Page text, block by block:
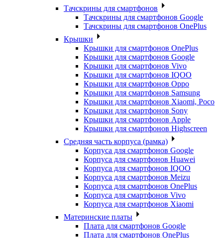
Тачскрины для смартфонов
Тачскрины для смартфонов Google
Тачскрины для смартфонов OnePlus
Крышки
Крышки для смартфонов OnePlus
Крышки для смартфонов Google
Крышки для смартфонов Vivo
Крышки для смартфонов IQOO
Крышки для смартфонов Oppo
Крышки для смартфонов Samsung
Крышки для смартфонов Xiaomi, Poco
Крышки для смартфонов Sony
Крышки для смартфонов Apple
Крышки для смартфонов Highscreen
Средняя часть корпуса (рамка)
Корпуса для смартфонов Google
Корпуса для смартфонов Huawei
Корпуса для смартфонов IQOO
Корпуса для смартфонов Meizu
Корпуса для смартфонов OnePlus
Корпуса для смартфонов Vivo
Корпуса для смартфонов Xiaomi
Материнские платы
Плата для смартфонов Google
Плата для смартфонов OnePlus